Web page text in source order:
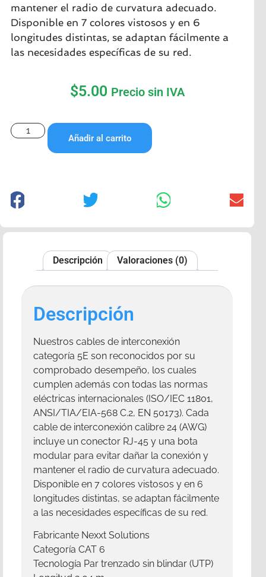
mantener el radio de curvatura adecuado.
Disponible en 7 colores vistosos y en 6
longitudes distintas, se adaptan fácilmente a
las necesidades específicas de su red.
$5.00 Precio sin IVA
Añadir al carrito
Descripción Valoraciones (0)
Descripción
Nuestros cables de interconexión
categoría 5E son reconocidos por su
comprobado desempeño, los cuales
cumplen además con todas las normas
eléctricas internacionales (ISO/IEC 11801,
ANSI/TIA/EIA-568 C.2, EN 50173). Cada
cable de interconexión calibre 24 (AWG)
incluye un conector RJ-45 y una bota
modular para evitar dañar la conexión y
mantener el radio de curvatura adecuado.
Disponible en 7 colores vistosos y en 6
longitudes distintas, se adaptan fácilmente
a las necesidades específicas de su red.
Fabricante Nexxt Solutions
Categoría CAT 6
Tecnología Par trenzado sin blindar (UTP)